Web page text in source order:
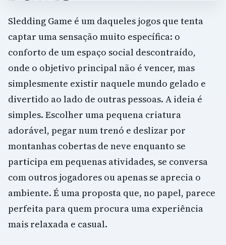
Sledding Game é um daqueles jogos que tenta
captar uma sensação muito específica: o
conforto de um espaço social descontraído,
onde o objetivo principal não é vencer, mas
simplesmente existir naquele mundo gelado e
divertido ao lado de outras pessoas. A ideia é
simples. Escolher uma pequena criatura
adorável, pegar num trenó e deslizar por
montanhas cobertas de neve enquanto se
participa em pequenas atividades, se conversa
com outros jogadores ou apenas se aprecia o
ambiente. É uma proposta que, no papel, parece
perfeita para quem procura uma experiência
mais relaxada e casual.